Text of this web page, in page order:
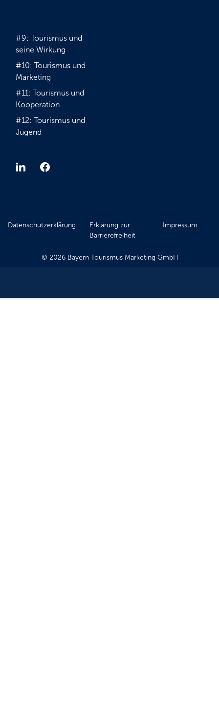
#9: Tourismus und
seine Wirkung
#10: Tourismus und
Marketing
#11: Tourismus und
Kooperation
#12: Tourismus und
Jugend
Datenschutzerklärung
Erklärung zur
Barrierefreiheit
Impressum
© 2026 Bayern Tourismus Marketing GmbH